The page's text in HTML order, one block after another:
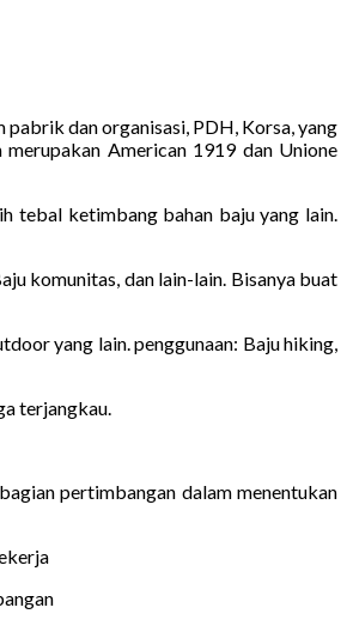
dan organisasi, PDH, Korsa, yang
American 1919 dan Unione
tebal ketimbang bahan baju yang lain.
komunitas, dan lain-lain. Bisanya buat
yang lain. penggunaan: Baju hiking,
terjangkau.
pertimbangan dalam menentukan